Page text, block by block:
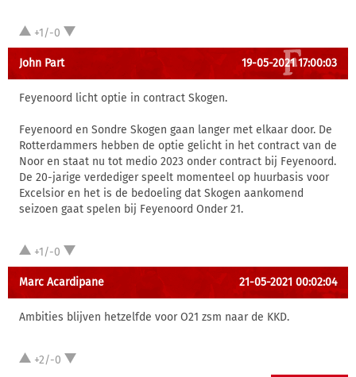
+1/-0
John Part 19-05-2021 17:00:03
Feyenoord licht optie in contract Skogen.
Feyenoord en Sondre Skogen gaan langer met elkaar door. De
Rotterdammers hebben de optie gelicht in het contract van de
Noor en staat nu tot medio 2023 onder contract bij Feyenoord.
De 20-jarige verdediger speelt momenteel op huurbasis voor
Excelsior en het is de bedoeling dat Skogen aankomend
seizoen gaat spelen bij Feyenoord Onder 21.
+1/-0
Marc Acardipane 21-05-2021 00:02:04
Ambities blijven hetzelfde voor O21 zsm naar de KKD.
+2/-0